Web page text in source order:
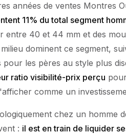
années de ventes Montres
11% du total segment
entre 40 et 44 mm et des
dominent ce segment,
les pères au style plus
ratio visibilité-prix perçu
comme un
chez un homme
: il est en train de liquider